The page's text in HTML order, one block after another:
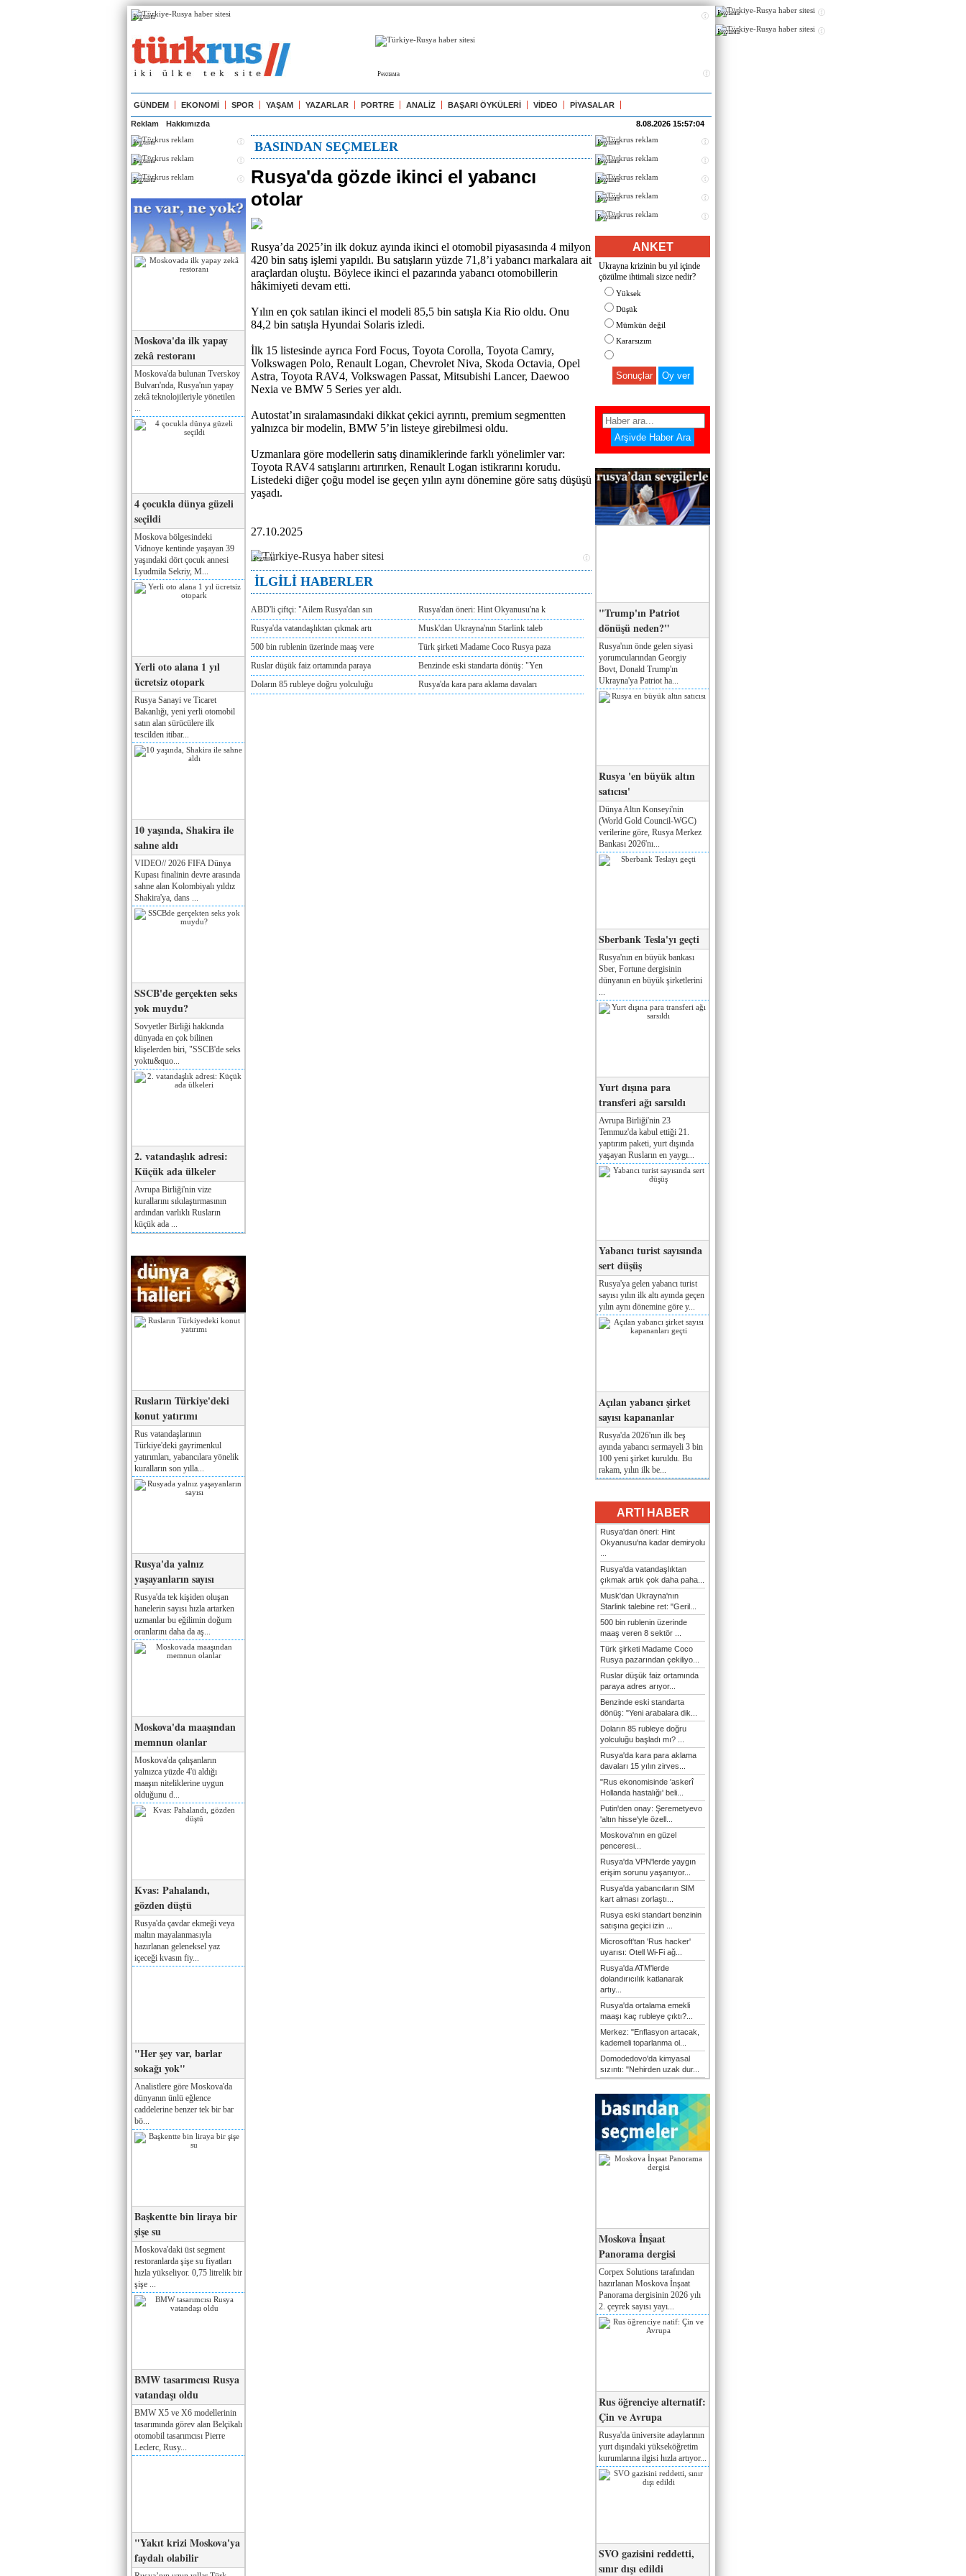
Реклама
Реклама
GÜNDEM EKONOMİ SPOR YAŞAM YAZARLAR PORTRE ANALİZ BAŞARI ÖYKÜLERİ VİDEO PİYASALAR
Reklam Hakkımızda 8.08.2026 15:57:04
Реклама
Реклама
Реклама
Moskova'da ilk yapay
zekâ restoranı
Moskova'da bulunan Tverskoy
Bulvarı'nda, Rusya'nın yapay
zekâ teknolojileriyle yönetilen
4 çocukla dünya güzeli
seçildi
Moskova bölgesindeki
Vidnoye kentinde yaşayan 39
yaşındaki dört çocuk annesi
Lyudmila Sekriy, M...
Yerli oto alana 1 yıl
ücretsiz otopark
Rusya Sanayi ve Ticaret
Bakanlığı, yeni yerli otomobil
satın alan sürücülere ilk
tescilden itibar...
10 yaşında, Shakira ile
sahne aldı
VIDEO// 2026 FIFA Dünya
Kupası finalinin devre arasında
sahne alan Kolombiyalı yıldız
Shakira'ya, dans ...
SSCB'de gerçekten seks
yok muydu?
Sovyetler Birliği hakkında
dünyada en çok bilinen
klişelerden biri, "SSCB'de seks
yoktu&quo...
2. vatandaşlık adresi:
Küçük ada ülkeler
Avrupa Birliği'nin vize
kurallarını sıkılaştırmasının
ardından varlıklı Rusların
küçük ada ...
Rusların Türkiye'deki
konut yatırımı
Rus vatandaşlarının
Türkiye'deki gayrimenkul
yatırımları, yabancılara yönelik
kuralların son yılla...
Rusya'da yalnız
yaşayanların sayısı
Rusya'da tek kişiden oluşan
hanelerin sayısı hızla artarken
uzmanlar bu eğilimin doğum
oranlarını daha da aş...
Moskova'da maaşından
memnun olanlar
Moskova'da çalışanların
yalnızca yüzde 4'ü aldığı
maaşın niteliklerine uygun
olduğunu d...
Kvas: Pahalandı,
gözden düştü
Rusya'da çavdar ekmeği veya
maltın mayalanmasıyla
hazırlanan geleneksel yaz
içeceği kvasın fiy...
"Her şey var, barlar
sokağı yok"
Analistlere göre Moskova'da
dünyanın ünlü eğlence
caddelerine benzer tek bir bar
bö...
Başkentte bin liraya bir
şişe su
Moskova'daki üst segment
restoranlarda şişe su fiyatları
hızla yükseliyor. 0,75 litrelik bir
şişe ...
BMW tasarımcısı Rusya
vatandaşı oldu
BMW X5 ve X6 modellerinin
tasarımında görev alan Belçikalı
otomobil tasarımcısı Pierre
Leclerc, Rusy...
"Yakıt krizi Moskova'ya
faydalı olabilir
BASINDAN SEÇMELER
Rusya'da gözde ikinci el yabancı
otolar
Rusya’da 2025’in ilk dokuz ayında ikinci el otomobil piyasasında 4 milyon
420 bin satış işlemi yapıldı. Bu satışların yüzde 71,8’i yabancı markalara ait
araçlardan oluştu. Böylece ikinci el pazarında yabancı otomobillerin
hâkimiyeti devam etti.
Yılın en çok satılan ikinci el modeli 85,5 bin satışla Kia Rio oldu. Onu
84,2 bin satışla Hyundai Solaris izledi.
İlk 15 listesinde ayrıca Ford Focus, Toyota Corolla, Toyota Camry,
Volkswagen Polo, Renault Logan, Chevrolet Niva, Skoda Octavia, Opel
Astra, Toyota RAV4, Volkswagen Passat, Mitsubishi Lancer, Daewoo
Nexia ve BMW 5 Series yer aldı.
Autostat’ın sıralamasındaki dikkat çekici ayrıntı, premium segmentten
yalnızca bir modelin, BMW 5’in listeye girebilmesi oldu.
Uzmanlara göre modellerin satış dinamiklerinde farklı yönelimler var:
Toyota RAV4 satışlarını artırırken, Renault Logan istikrarını korudu.
Listedeki diğer çoğu model ise geçen yılın aynı dönemine göre satış düşüşü
yaşadı.
27.10.2025
Реклама
İLGİLİ HABERLER
ABD'li çiftçi: "Ailem Rusya'dan sın
Rusya'dan öneri: Hint Okyanusu'na k
Rusya'da vatandaşlıktan çıkmak artı
Musk'dan Ukrayna'nın Starlink taleb
500 bin rublenin üzerinde maaş vere
Türk şirketi Madame Coco Rusya paza
Ruslar düşük faiz ortamında paraya
Benzinde eski standarta dönüş: "Yen
Doların 85 rubleye doğru yolculuğu
Rusya'da kara para aklama davaları
Реклама
Реклама
Реклама
Реклама
Реклама
ANKET
Ukrayna krizinin bu yıl içinde
çözülme ihtimali sizce nedir?
Yüksek
Düşük
Mümkün değil
Kararsızım
Sonuçlar
"Trump'ın Patriot
dönüşü neden?"
Rusya'nın önde gelen siyasi
yorumcularından Georgiy
Bovt, Donald Trump'ın
Ukrayna'ya Patriot ha...
Rusya 'en büyük altın
satıcısı'
Dünya Altın Konseyi'nin
(World Gold Council-WGC)
verilerine göre, Rusya Merkez
Bankası 2026'nı...
Sberbank Tesla'yı geçti
Rusya'nın en büyük bankası
Sber, Fortune dergisinin
dünyanın en büyük şirketlerini
...
Yurt dışına para
transferi ağı sarsıldı
Avrupa Birliği'nin 23
Temmuz'da kabul ettiği 21.
yaptırım paketi, yurt dışında
yaşayan Rusların en yaygı...
Yabancı turist sayısında
sert düşüş
Rusya'ya gelen yabancı turist
sayısı yılın ilk altı ayında geçen
yılın aynı dönemine göre y...
Açılan yabancı şirket
sayısı kapananlar
Rusya'da 2026'nın ilk beş
ayında yabancı sermayeli 3 bin
100 yeni şirket kuruldu. Bu
rakam, yılın ilk be...
ARTI HABER
Rusya'dan öneri: Hint
Okyanusu'na kadar demiryolu
Rusya'da vatandaşlıktan
çıkmak artık çok daha paha...
Musk'dan Ukrayna'nın
Starlink talebine ret: "Geril...
500 bin rublenin üzerinde
maaş veren 8 sektör ...
Türk şirketi Madame Coco
Rusya pazarından çekiliyo...
Ruslar düşük faiz ortamında
paraya adres arıyor...
Benzinde eski standarta
dönüş: "Yeni arabalara dik...
Doların 85 rubleye doğru
yolculuğu başladı mı? ...
Rusya'da kara para aklama
davaları 15 yılın zirves...
"Rus ekonomisinde 'askerî
Hollanda hastalığı' beli...
Putin'den onay: Şeremetyevo
'altın hisse'yle özell...
Moskova'nın en güzel
penceresi...
Rusya'da VPN'lerde yaygın
erişim sorunu yaşanıyor...
Rusya'da yabancıların SIM
kart alması zorlaştı...
Rusya eski standart benzinin
satışına geçici izin ...
Microsoft'tan 'Rus hacker'
uyarısı: Otell Wi-Fi ağ...
Rusya'da ATM'lerde
dolandırıcılık katlanarak
artıy...
Rusya'da ortalama emekli
maaşı kaç rubleye çıktı?...
Merkez: "Enflasyon artacak,
kademeli toparlanma ol...
Domodedovo'da kimyasal
sızıntı: "Nehirden uzak dur...
Moskova İnşaat
Panorama dergisi
Corpex Solutions tarafından
hazırlanan Moskova İnşaat
Panorama dergisinin 2026 yılı
2. çeyrek sayısı yayı...
Rus öğrenciye alternatif:
Çin ve Avrupa
Rusya'da üniversite adaylarının
yurt dışındaki yükseköğretim
kurumlarına ilgisi hızla artıyor...
SVO gazisini reddetti,
sınır dışı edildi
Реклама
Реклама